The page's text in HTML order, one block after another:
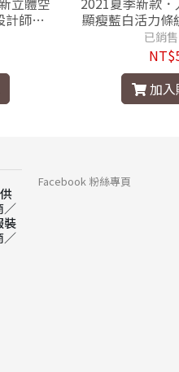
師款1
顯瘦藍白活力條
款100%保
已銷
加
／
裝
／
Facebook 粉絲專頁